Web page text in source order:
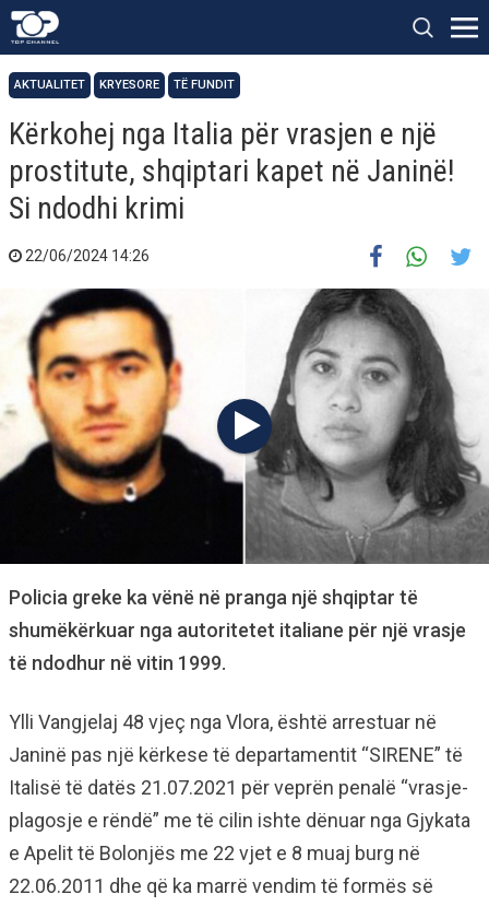
AKTUALITET KRYESORE TË FUNDIT
Kërkohej nga Italia për vrasjen e një
prostitute, shqiptari kapet në Janinë!
Si ndodhi krimi
22/06/2024 14:26
Policia greke ka vënë në pranga një shqiptar të
shumëkërkuar nga autoritetet italiane për një vrasje
të ndodhur në vitin 1999.
Ylli Vangjelaj 48 vjeç nga Vlora, është arrestuar në
Janinë pas një kërkese të departamentit “SIRENE” të
Italisë të datës 21.07.2021 për veprën penalë “vrasje-
plagosje e rëndë” me të cilin ishte dënuar nga Gjykata
e Apelit të Bolonjës me 22 vjet e 8 muaj burg në
22.06.2011 dhe që ka marrë vendim të formës së